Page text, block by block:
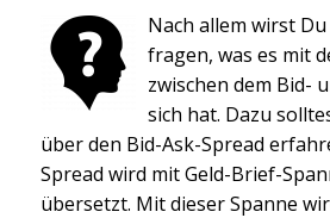
Nach allem wirst
fragen, was es mit
zwischen dem Bid-
sich hat. Dazu
über den Bid-Ask-Spread
Spread wird mit Geld-Brief-
übersetzt. Mit dieser Spanne